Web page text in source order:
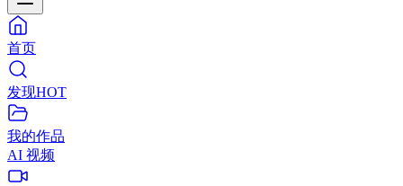
首页
发现HOT
我的作品
AI 视频